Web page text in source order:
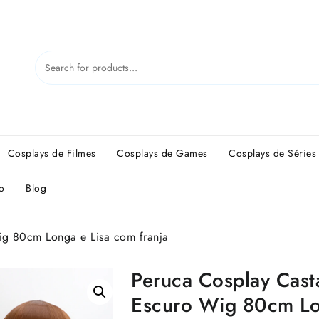
Cosplays de Filmes Cosplays de Games Cosplays de Séries
Blog
80cm Longa e Lisa com franja
Peruca Cosplay
Escuro Wig 80cm